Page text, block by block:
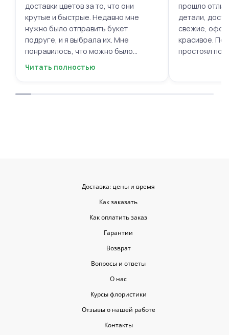
доставки цветов за то, что они
крутые и быстрые. Недавно мне
нужно было отправить букет
подруге, и я выбрала их. Мне
понравилось, что можно было
выбрать цветы и оформить заказ
время, и цветы были свежие и
Читать полностью
прошло
детали,
свежие,
красивое.
простоял
Доставка: цены и время
Как заказать
Как оплатить заказ
Гарантии
Возврат
Вопросы и ответы
О нас
Курсы флористики
Отзывы о нашей работе
Контакты